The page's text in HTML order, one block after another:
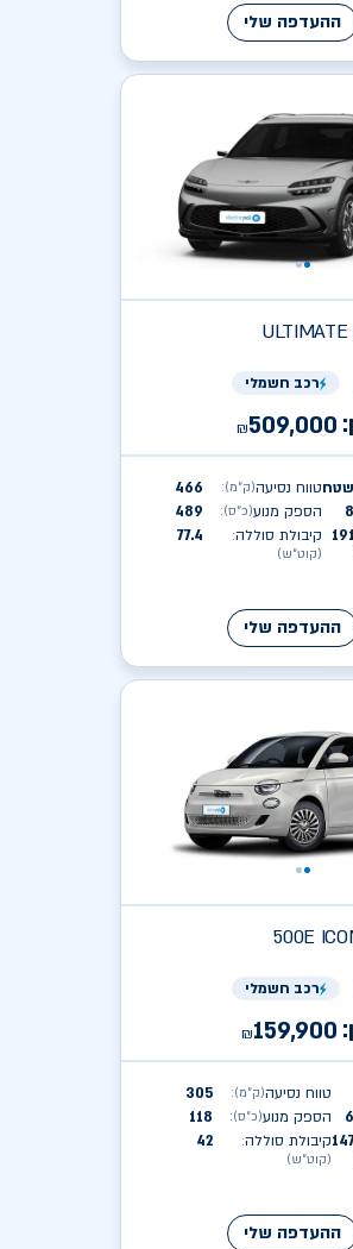
ההעדפה שלי
ULTIMATE
רכב חשמלי
₪509,000
8
191
טווח נסיעה(ק״מ):
466
הספק מנוע(כ״ס):
489
קיבולת סוללה:
(קוט״ש)
77.4
ההעדפה שלי
500E
רכב חשמלי
₪159,900
6
טווח נסיעה(ק״מ):
305
הספק מנוע(כ״ס):
118
קיבולת סוללה:
(קוט״ש)
42
ההעדפה שלי